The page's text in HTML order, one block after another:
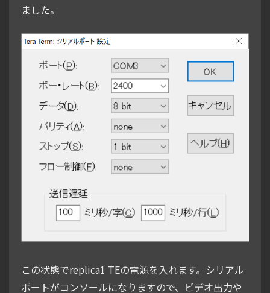
ました。
この状態でreplica1 TEの電源を入れます。シリアル
ポートがコンソールになりますので、ビデオ出力や